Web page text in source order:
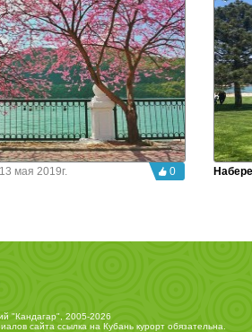
13 мая 2019г. 0
"Кандагар", 2005-2026
сайта ссылка на Кубань курортобязательна.